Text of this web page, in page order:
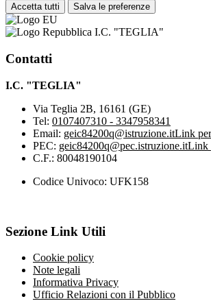
Accetta tutti Salva le preferenze
I.C. "TEGLIA"
Contatti
I.C. "TEGLIA"
Via Teglia 2B, 16161 (GE)
Tel: 0107407310 - 3347958341
Email: geic84200q@istruzione.itLink
PEC: geic84200q@pec.istruzione.itLink
C.F.: 80048190104
Codice Univoco: UFK158
Sezione Link Utili
Cookie policy
Note legali
Informativa Privacy
Ufficio Relazioni con il Pubblico